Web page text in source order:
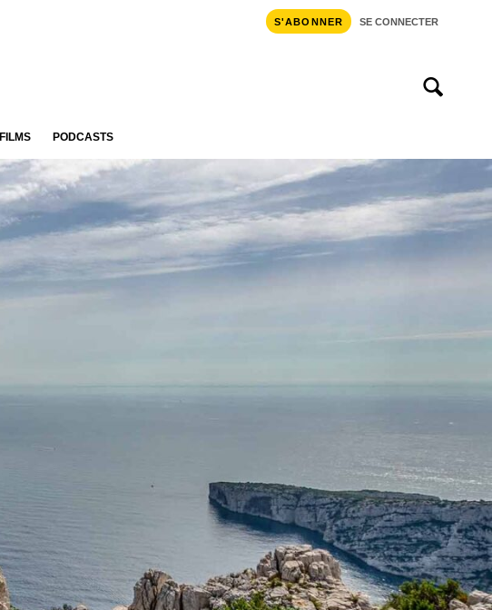
S'ABONNER SE CONNECTER
FILMS PODCASTS